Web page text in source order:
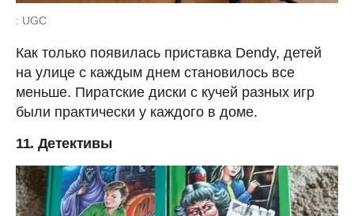
: UGC
Как только появилась приставка Dendy, детей
на улице с каждым днем становилось все
меньше. Пиратские диски с кучей разных игр
были практически у каждого в доме.
11. Детективы